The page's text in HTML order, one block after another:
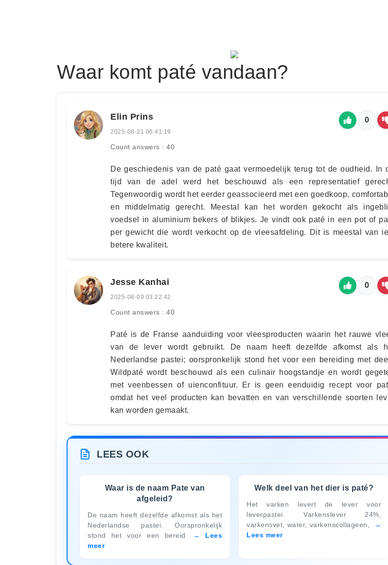
Waar komt paté vandaan?
Elin Prins
2025-08-21 06:41:19
Count answers : 40
0
De geschiedenis van de paté gaat vermoedelijk terug tot de oudheid. In
tijd van de adel werd het beschouwd als een representatief
Tegenwoordig wordt het eerder geassocieerd met een goedkoop,
en middelmatig gerecht. Meestal kan het worden gekocht als
voedsel in aluminium bekers of blikjes. Je vindt ook paté in een pot of
per gewicht die wordt verkocht op de vleesafdeling. Dit is meestal van
betere kwaliteit.
Jesse Kanhai
2025-08-09 03:22:42
Count answers : 40
0
Paté is de Franse aanduiding voor vleesproducten waarin het rauwe
van de lever wordt gebruikt. De naam heeft dezelfde afkomst als
Nederlandse pastei; oorspronkelijk stond het voor een bereiding met
Wildpaté wordt beschouwd als een culinair hoogstandje en wordt
met veenbessen of uienconfituur. Er is geen eenduidig recept voor
omdat het veel producten kan bevatten en van verschillende soorten
kan worden gemaakt.
LEES OOK
Waar is de naam Pate van
afgeleid?
De naam heeft dezelfde afkomst als het
Nederlandse pastei. Oorspronkelijk
stond het voor een bereid
Lees
meer
Welk deel van het dier is paté?
Het varken levert de lever voor
leverpastei. Varkenslever 24%,
varkensvet, water, varkenscollageen,
Lees meer